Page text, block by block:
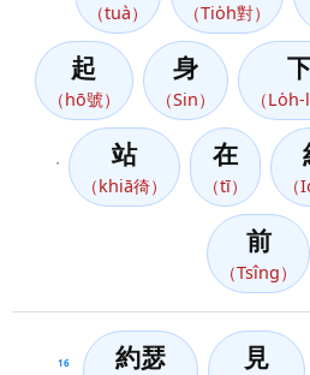
（tuà） （Tio̍h對）
起
（hō號）
身
（Sin） （
站
（khiā徛）
在
（tī）
前
（Tsîng）
16 約瑟 見